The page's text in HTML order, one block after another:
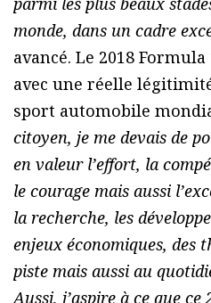
monde, dans un cadre
avancé. Le 2018
avec une réelle
sport automobile
citoyen, je me devais de
en valeur l’effort, la
le courage mais aussi
la recherche, les
enjeux économiques, des
piste mais aussi au
Aussi, j’aspire à ce que